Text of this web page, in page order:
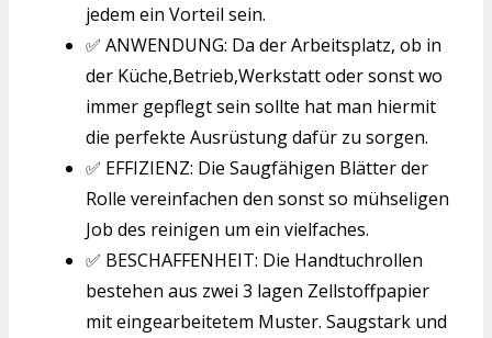
jedem ein Vorteil sein.
✅ ANWENDUNG: Da der Arbeitsplatz, ob in
der Küche,Betrieb,Werkstatt oder sonst wo
immer gepflegt sein sollte hat man hiermit
die perfekte Ausrüstung dafür zu sorgen.
✅ EFFIZIENZ: Die Saugfähigen Blätter der
Rolle vereinfachen den sonst so mühseligen
Job des reinigen um ein vielfaches.
✅ BESCHAFFENHEIT: Die Handtuchrollen
bestehen aus zwei 3 lagen Zellstoffpapier
mit eingearbeitetem Muster. Saugstark und